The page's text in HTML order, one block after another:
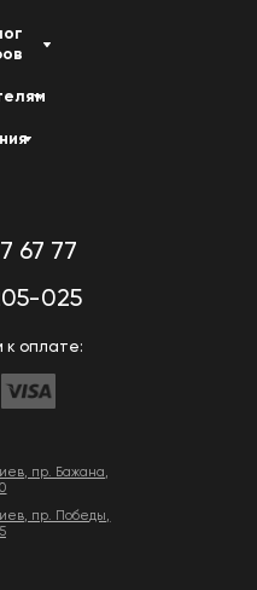
пр. Бажана,
пр. Победы,
67 77
025
к оплате: